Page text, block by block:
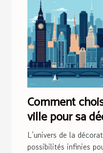
Comment
ville pour sa
?
L’univers de la
possibilités infinies